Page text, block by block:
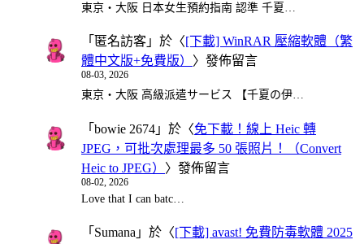
東京・大阪 日本女生預約指南 認準 千夏…
「 匿名訪客 」於〈[下載] WinRAR 壓縮軟體（繁
體中文版+免費版） 〉發佈留言
08-03, 2026
東京・大阪 高級派遣サービス 【千夏の伊…
「 bowie 2674 」於〈免下載！線上 Heic 轉
JPEG，可批次處理最多 50 張照片！（Convert
Heic to JPEG） 〉發佈留言
08-02, 2026
Love that I can batc…
「 Sumana 」於〈[下載] avast! 免費防毒軟體 2025